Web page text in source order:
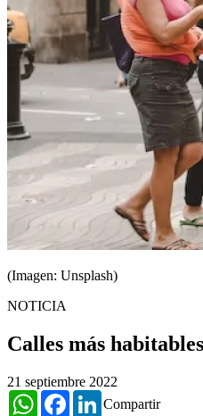
(Imagen: Unsplash)
NOTICIA
Calles más
21 septiembre 2022
Compartir
WhatsAppFacebookLinkedIn